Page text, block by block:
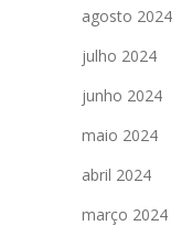
agosto 2024
julho 2024
junho 2024
maio 2024
abril 2024
março 2024